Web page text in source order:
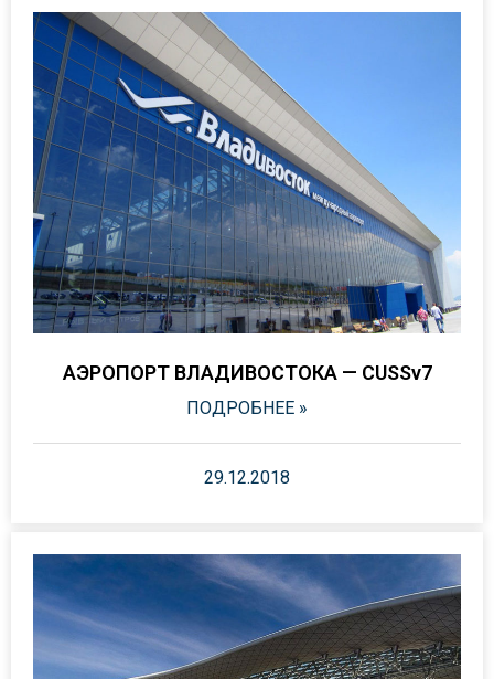
АЭРОПОРТ ВЛАДИВОСТОКА — CUSSv7
ПОДРОБНЕЕ »
29.12.2018